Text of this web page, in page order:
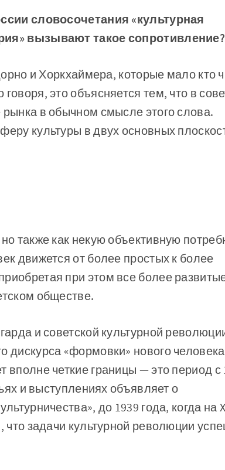
словосочетания «культурная
вызывают такое сопротивление?
и Хоркхаймера, которые мало кто
это объясняется тем, что в
в обычном смысле этого слова.
культуры в двух основных
также как некую объективную
движется от более простых к более
при этом все более
обществе.
и советской культурной
дискурса «формовки» нового
четкие границы — это период с
и выступлениях объявляет о
до 1939 года, когда на
задачи культурной революции